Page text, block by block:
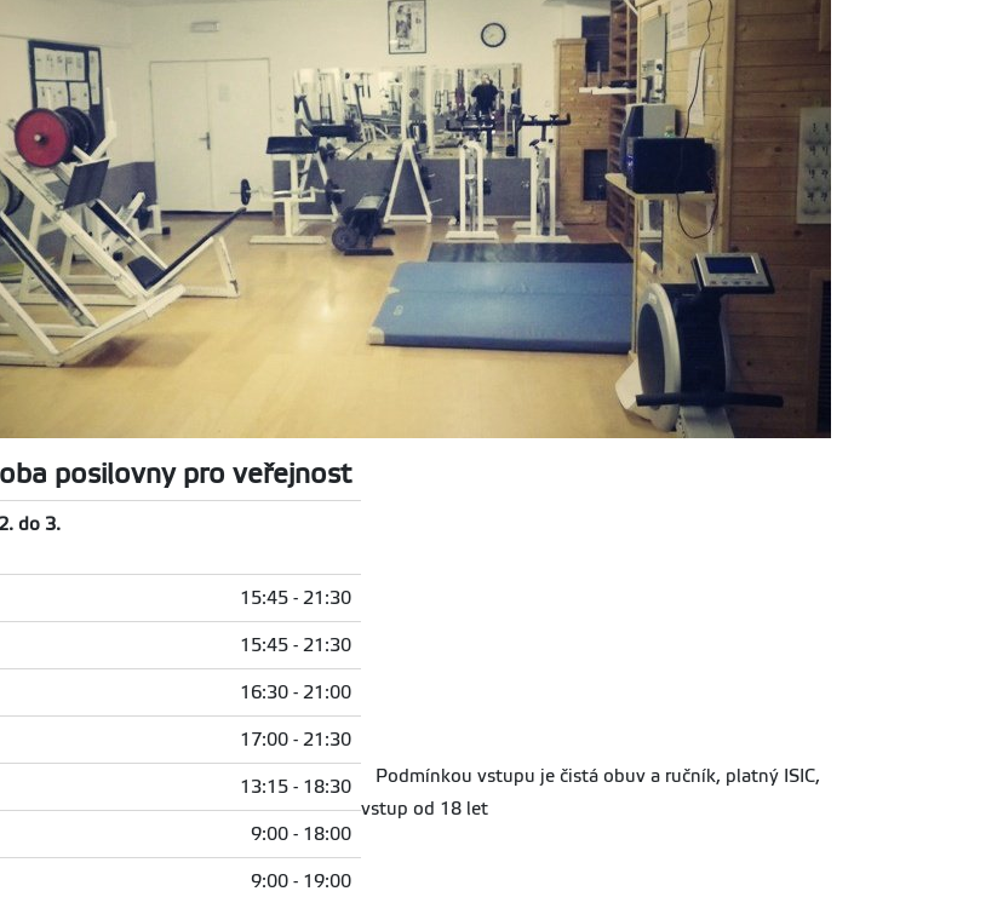
posilovny pro veřejnost
do 3.
15:45 - 21:30
15:45 - 21:30
16:30 - 21:00
17:00 - 21:30
13:15 - 18:30
9:00 - 18:00
9:00 - 19:00
Podmínkou vstupu je čistá obuv a ručník, platný ISIC,
vstup od 18 let